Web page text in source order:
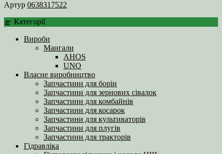
Артур 0638317522
Категорії
Вироби
Мангали
AHOS
UNO
Власне виробництво
Запчастини для борін
Запчастини для зернових сівалок
Запчастини для комбайнів
Запчастини для косарок
Запчастини для культиваторів
Запчастини для плугів
Запчастини для тракторів
Гідравліка